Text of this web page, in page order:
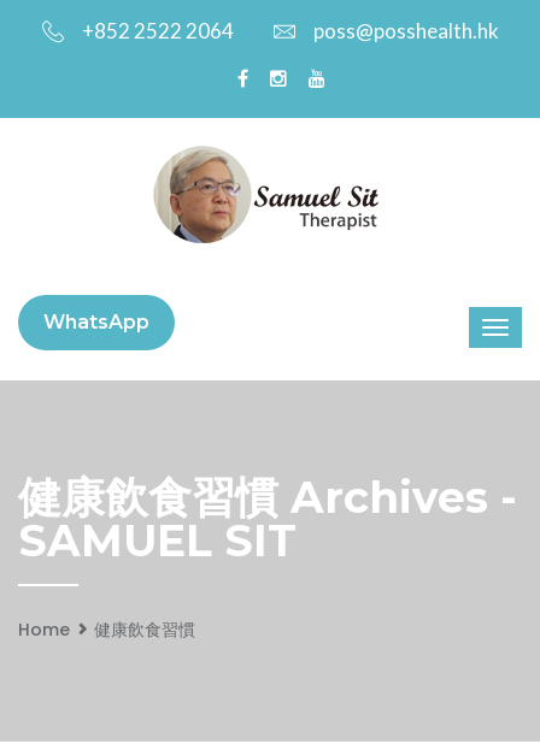
+852 2522 2064 poss@posshealth.hk
WhatsApp
健康飲食習慣 Archives -
SAMUEL SIT
Home 健康飲食習慣